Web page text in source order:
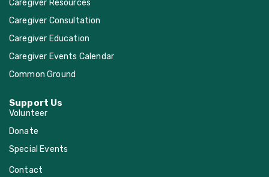
Caregiver Resources
Caregiver Consultation
Caregiver Education
Caregiver Events Calendar
Common Ground
Support Us
Volunteer
Donate
Special Events
Contact